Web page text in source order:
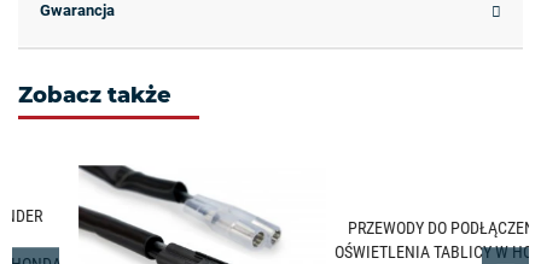
Gwarancja
Zobacz także
PRZEWODY DO PODŁĄCZENIA
OŚWIETLENIA TABLICY W HONDA